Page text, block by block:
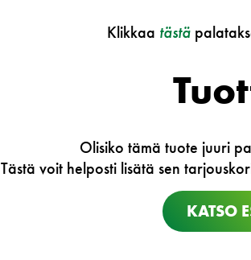
Klikkaa tästä
Olisiko tämä tuote juuri
Tästä voit helposti lisätä sen
KATSO